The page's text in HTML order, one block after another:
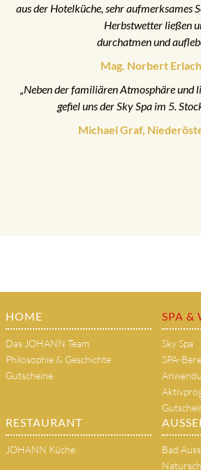
aus der Hotelküche, sehr aufmerksames
Herbstwetter ließen
durchatmen und
Mag. Norbert
„Neben der familiären Atmosphäre und
gefiel uns der Sky Spa im 5.
Michael Graf,
HOME
Das JOHANN Team
Philosophie & Geschichte
Gutscheine
SPA &
Sky Spa
SPA-
RESTAURANT
JOHANN Küche
Bad